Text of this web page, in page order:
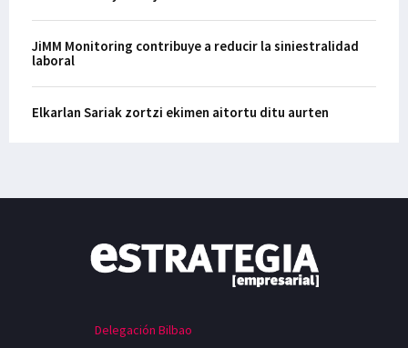
JiMM Monitoring contribuye a reducir la siniestralidad
laboral
Elkarlan Sariak zortzi ekimen aitortu ditu aurten
Delegación Bilbao